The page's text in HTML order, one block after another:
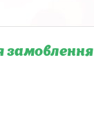
замовлення